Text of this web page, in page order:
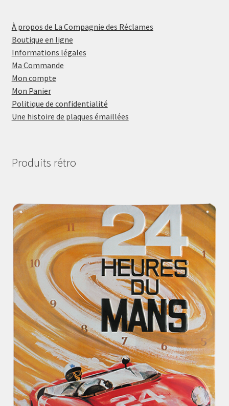
À propos de La Compagnie des Réclames
Boutique en ligne
Informations légales
Ma Commande
Mon compte
Mon Panier
Politique de confidentialité
Une histoire de plaques émaillées
Produits rétro